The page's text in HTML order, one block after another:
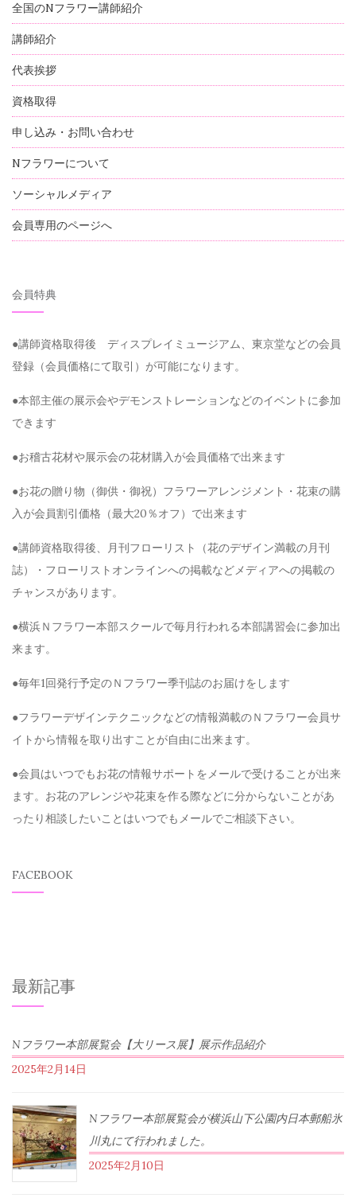
全国のNフラワー講師紹介
講師紹介
代表挨拶
資格取得
申し込み・お問い合わせ
Nフラワーについて
ソーシャルメディア
会員専用のページへ
会員特典
●講師資格取得後 ディスプレイミュージアム、東京堂などの会員
登録（会員価格にて取引）が可能になります。
●本部主催の展示会やデモンストレーションなどのイベントに参加
できます
●お稽古花材や展示会の花材購入が会員価格で出来ます
●お花の贈り物（御供・御祝）フラワーアレンジメント・花束の購
入が会員割引価格（最大20％オフ）で出来ます
●講師資格取得後、月刊フローリスト（花のデザイン満載の月刊
誌）・フローリストオンラインへの掲載などメディアへの掲載の
チャンスがあります。
●横浜Ｎフラワー本部スクールで毎月行われる本部講習会に参加出
来ます。
●毎年1回発行予定のＮフラワー季刊誌のお届けをします
●フラワーデザインテクニックなどの情報満載のＮフラワー会員サ
イトから情報を取り出すことが自由に出来ます。
●会員はいつでもお花の情報サポートをメールで受けることが出来
ます。お花のアレンジや花束を作る際などに分からないことがあ
ったり相談したいことはいつでもメールでご相談下さい。
FACEBOOK
最新記事
Nフラワー本部展覧会【大リース展】展示作品紹介
2025年2月14日
Nフラワー本部展覧会が横浜山下公園内日本郵船氷
川丸にて行われました。
2025年2月10日